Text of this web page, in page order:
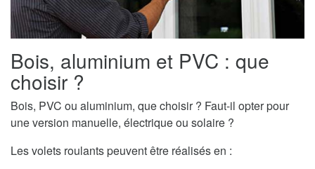
Bois, aluminium et PVC : que
choisir ?
Bois, PVC ou aluminium, que choisir ? Faut-il opter pour
une version manuelle, électrique ou solaire ?
Les volets roulants peuvent être réalisés en :